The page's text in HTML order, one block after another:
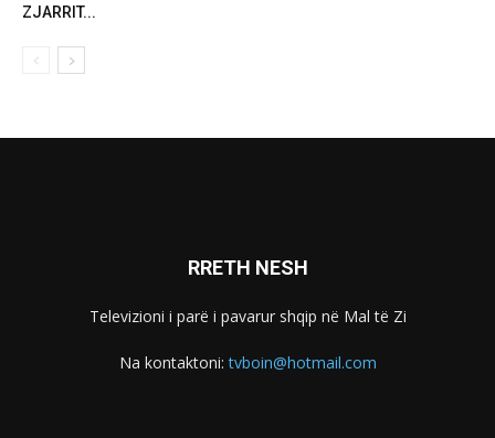
ZJARRIT...
RRETH NESH
Televizioni i parë i pavarur shqip në Mal të Zi
Na kontaktoni:tvboin@hotmail.com